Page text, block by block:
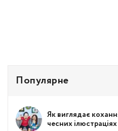
Популярне
Як виглядає
чесних ілюстраціях